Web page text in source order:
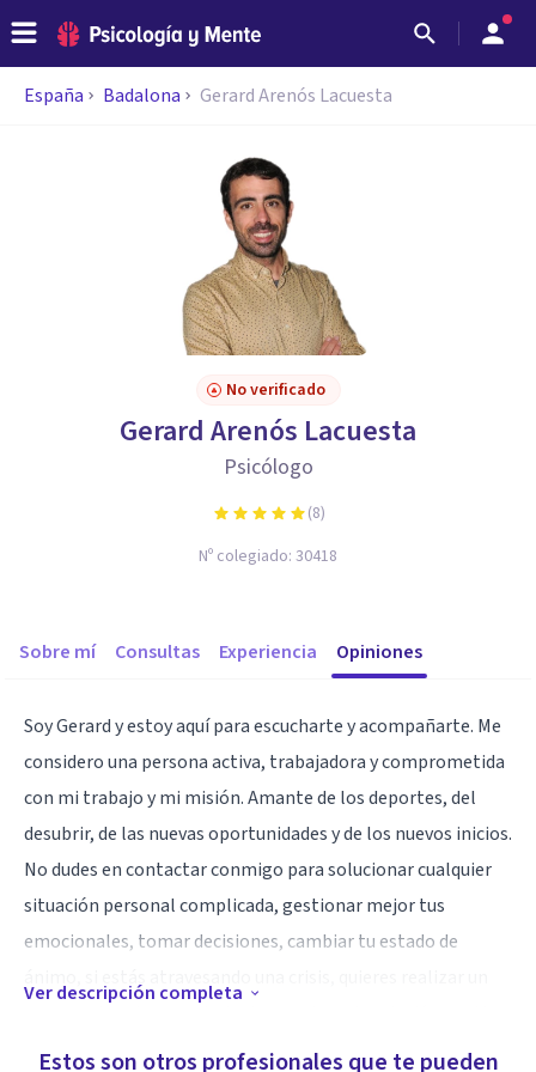
España Badalona Gerard Arenós Lacuesta
No verificado
Gerard Arenós Lacuesta
Psicólogo
(8)
Nº colegiado: 30418
Sobre mí Consultas Experiencia Opiniones
Soy Gerard y estoy aquí para escucharte y acompañarte. Me
considero una persona activa, trabajadora y comprometida
con mi trabajo y mi misión. Amante de los deportes, del
desubrir, de las nuevas oportunidades y de los nuevos inicios.
No dudes en contactar conmigo para solucionar cualquier
situación personal complicada, gestionar mejor tus
emocionales, tomar decisiones, cambiar tu estado de
mismo y con los demás o mejorar tu autoestima.
Ver descripción completa
Estos son otros profesionales que te pueden